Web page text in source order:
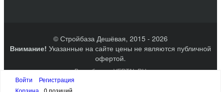
© Стройбаза Дешёвая, 2015 - 2026
Внимание! Указанные на сайте цены не являются публичной
офертой.
Разработано VERTAL.RU
Создание сайтов Великий Новгород
Войти
Регистрация
Корзина
0 позиций